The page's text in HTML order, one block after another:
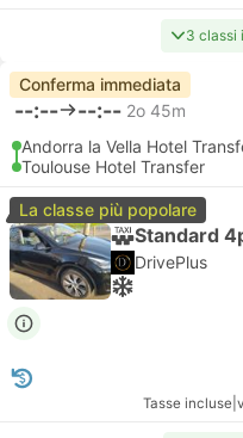
3 classi
Conferma immediata
--:-- --:-- 2o 45m
Andorra la Vella Hotel
Toulouse Hotel Transfer
La classe più popolare
Standard
DrivePlus
Tasse incluse